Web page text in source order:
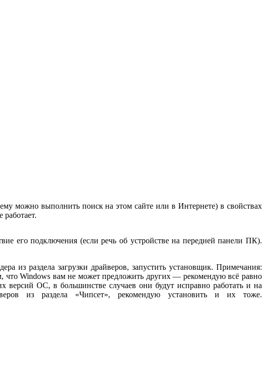
можно выполнить поиск на этом сайте или в Интернете) в свойствах
его подключения (если речь об устройстве на передней панели ПК).
из раздела загрузки драйверов, запустить установщик. Примечания:
что Windows вам не может предложить других — рекомендую всё равно
ОС, в большинстве случаев они будут исправно работать и на
из раздела «Чипсет», рекомендую установить и их тоже.